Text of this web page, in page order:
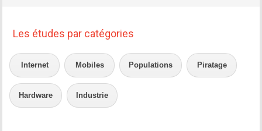
Les études par catégories
Internet Mobiles Populations Piratage
Hardware Industrie